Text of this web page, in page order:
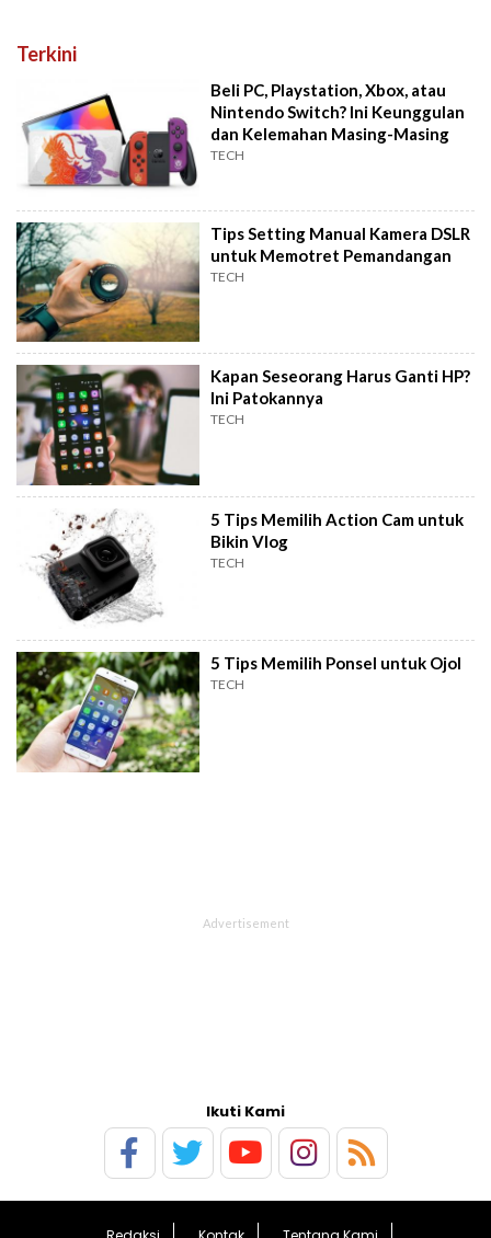
Terkini
Beli PC, Playstation, Xbox, atau
Nintendo Switch? Ini Keunggulan
dan Kelemahan Masing-Masing
TECH
Tips Setting Manual Kamera DSLR
untuk Memotret Pemandangan
TECH
Kapan Seseorang Harus Ganti HP?
Ini Patokannya
TECH
5 Tips Memilih Action Cam untuk
Bikin Vlog
TECH
5 Tips Memilih Ponsel untuk Ojol
TECH
Ikuti Kami